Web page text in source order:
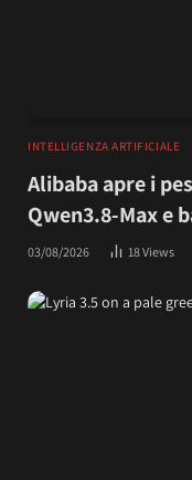
INTELLIGENZA ARTIFICIALE
Alibaba apre i
Qwen3.8-Max e
03/08/2026 18Views